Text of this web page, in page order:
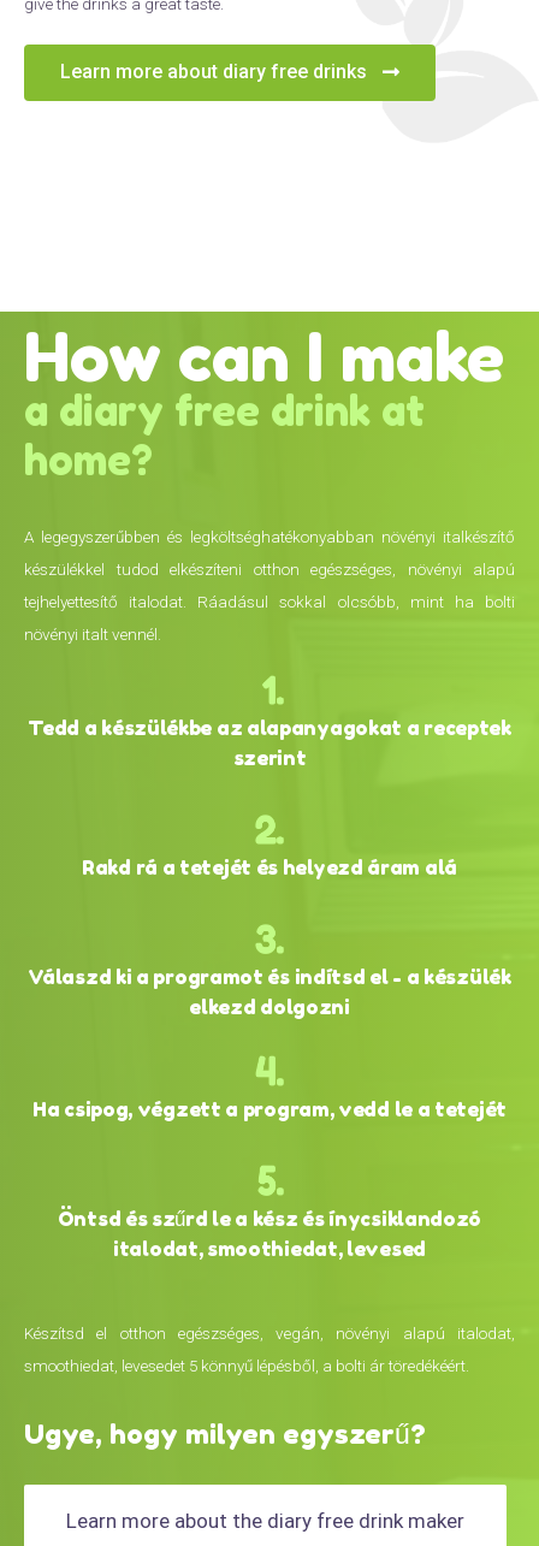
Learn more about diary free drinks
How can I make
a diary free drink at
home?
A legegyszerűbben és legköltséghatékonyabban növényi italkészítő
készülékkel tudod elkészíteni otthon egészséges, növényi alapú
tejhelyettesítő italodat. Ráadásul sokkal olcsóbb, mint ha bolti
növényi italt vennél.
Tedd a készülékbe az alapanyagokat a receptek
szerint
Rakd rá a tetejét és helyezd áram alá
Válaszd ki a programot és indítsd el - a készülék
elkezd dolgozni
Ha csipog, végzett a program, vedd le a tetejét
Öntsd és szűrd le a kész és ínycsiklandozó
italodat, smoothiedat, levesed
Készítsd el otthon egészséges, vegán, növényi alapú italodat,
smoothiedat, levesedet 5 könnyű lépésből, a bolti ár töredékéért.
Ugye, hogy milyen egyszerű?
Learn more about the diary free drink maker